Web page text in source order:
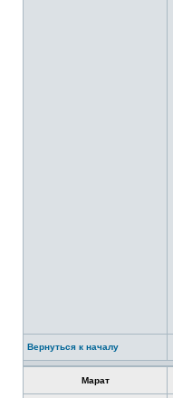
Вернуться к началу
Марат